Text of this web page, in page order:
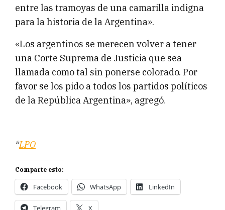
entre las tramoyas de una camarilla indigna
para la historia de la Argentina».
«Los argentinos se merecen volver a tener
una Corte Suprema de Justicia que sea
llamada como tal sin ponerse colorado. Por
favor se los pido a todos los partidos políticos
de la República Argentina», agregó.
*LPO
Comparte esto:
Facebook WhatsApp LinkedIn
Telegram X